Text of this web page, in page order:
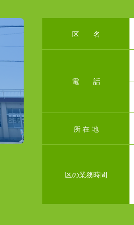
区 名
電 話
所 在 地
区の業務時間